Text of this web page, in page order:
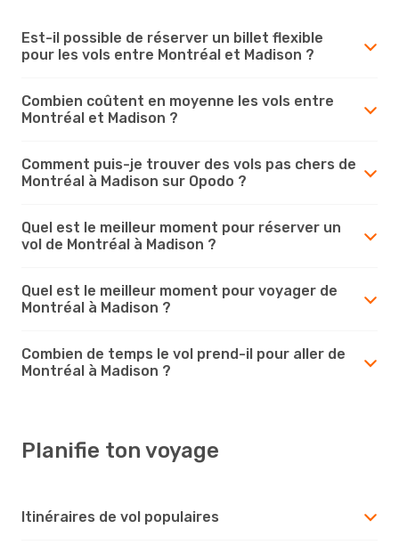
Est-il possible de réserver un billet flexible
pour les vols entre Montréal et Madison ?
Combien coûtent en moyenne les vols entre
Montréal et Madison ?
Comment puis-je trouver des vols pas chers de
Montréal à Madison sur Opodo ?
Quel est le meilleur moment pour réserver un
vol de Montréal à Madison ?
Quel est le meilleur moment pour voyager de
Montréal à Madison ?
Combien de temps le vol prend-il pour aller de
Montréal à Madison ?
Planifie ton voyage
Itinéraires de vol populaires